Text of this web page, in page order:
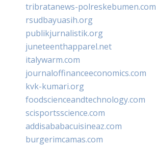
tribratanews-polreskebumen.com
rsudbayuasih.org
publikjurnalistik.org
juneteenthapparel.net
italywarm.com
journaloffinanceeconomics.com
kvk-kumari.org
foodscienceandtechnology.com
scisportsscience.com
addisababacuisineaz.com
burgerimcamas.com